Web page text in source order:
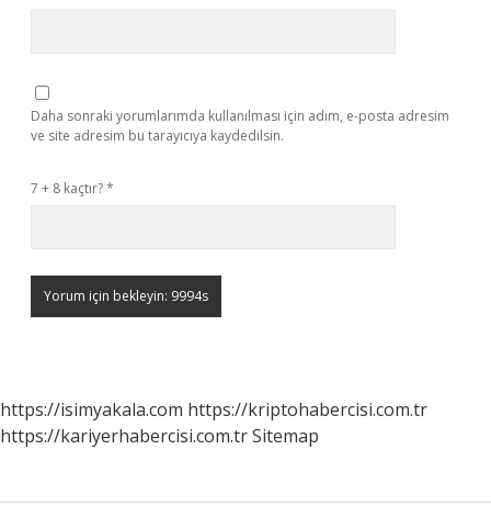
Daha sonraki yorumlarımda kullanılması için adım, e-posta adresim
ve site adresim bu tarayıcıya kaydedilsin.
7 + 8 kaçtır?*
https://isimyakala.com https://kriptohabercisi.com.tr
https://kariyerhabercisi.com.trSitemap